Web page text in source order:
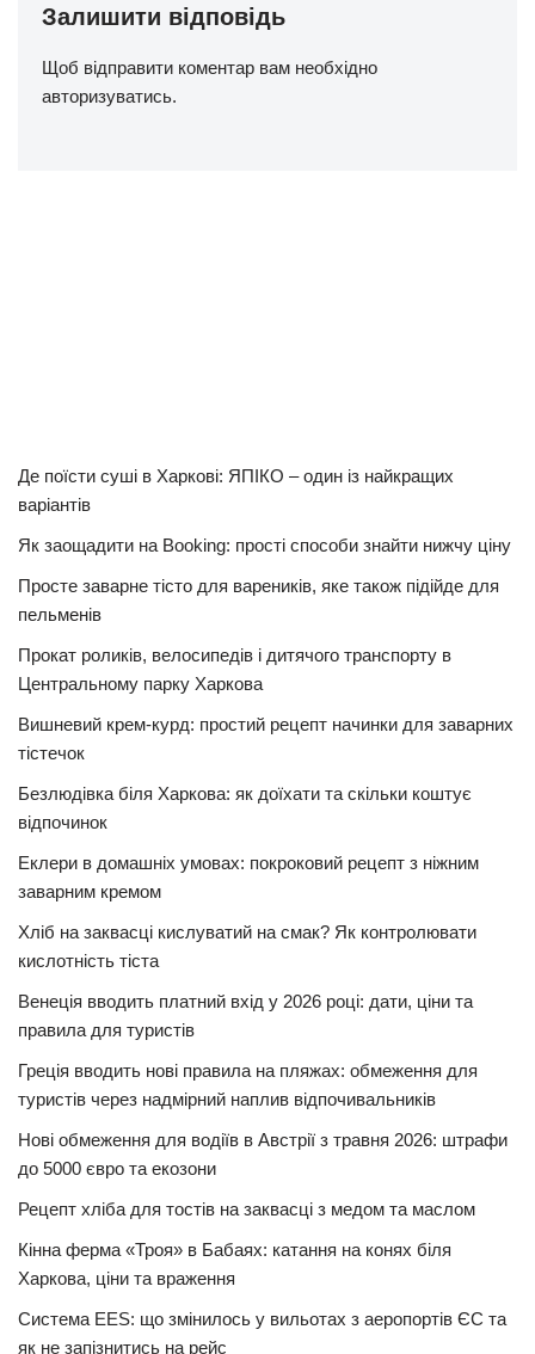
Залишити відповідь
Щоб відправити коментар вам необхідно
авторизуватись.
Де поїсти суші в Харкові: ЯПІКО – один із найкращих
варіантів
Як заощадити на Booking: прості способи знайти нижчу ціну
Просте заварне тісто для вареників, яке також підійде для
пельменів
Прокат роликів, велосипедів і дитячого транспорту в
Центральному парку Харкова
Вишневий крем-курд: простий рецепт начинки для заварних
тістечок
Безлюдівка біля Харкова: як доїхати та скільки коштує
відпочинок
Еклери в домашніх умовах: покроковий рецепт з ніжним
заварним кремом
Хліб на заквасці кислуватий на смак? Як контролювати
кислотність тіста
Венеція вводить платний вхід у 2026 році: дати, ціни та
правила для туристів
Греція вводить нові правила на пляжах: обмеження для
туристів через надмірний наплив відпочивальників
Нові обмеження для водіїв в Австрії з травня 2026: штрафи
до 5000 євро та екозони
Рецепт хліба для тостів на заквасці з медом та маслом
Кінна ферма «Троя» в Бабаях: катання на конях біля
Харкова, ціни та враження
Система EES: що змінилось у вильотах з аеропортів ЄС та
як не запізнитись на рейс